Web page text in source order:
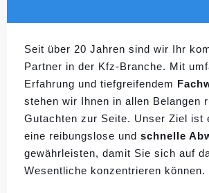
Seit über 20 Jahren sind wir Ihr
Partner in der Kfz-Branche. Mit
Erfahrung und tiefgreifendem
stehen wir Ihnen in allen Belangen
Gutachten zur Seite. Unser Ziel ist
eine reibungslose und schnelle
gewährleisten, damit Sie sich auf
Wesentliche konzentrieren können.